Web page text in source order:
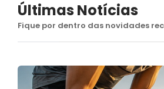
Últimas Notícias
Fique por dentro das novidades